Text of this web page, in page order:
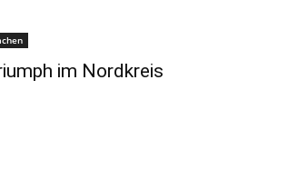
im Nordkreis